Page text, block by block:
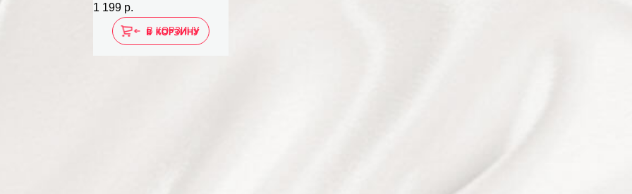
1 199 р.
В КОРЗИНУ